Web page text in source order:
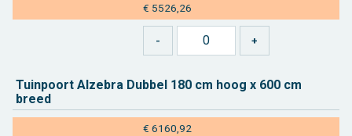
€ 5526,26
Tuin­poort Al­ze­bra Dub­bel 180 cm hoog x 600 cm
breed
€ 6160,92